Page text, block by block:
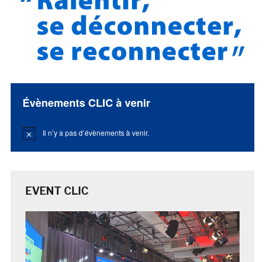
Évènements CLIC à venir
Notice Il n’y a pas d’évènements à venir.
EVENT CLIC